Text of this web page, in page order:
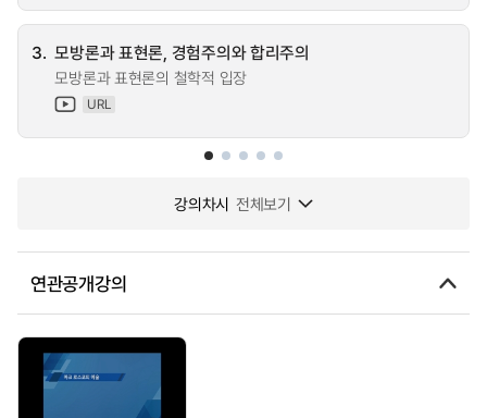
3. 모방론과 표현론, 경험주의와 합리주의
모방론과 표현론의 철학적 입장
URL
강의차시 전체보기
연관공개강의